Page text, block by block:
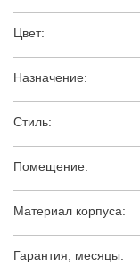
Цвет:
Назначение:
Стиль:
Помещение:
Материал корпуса:
Гарантия, месяцы: